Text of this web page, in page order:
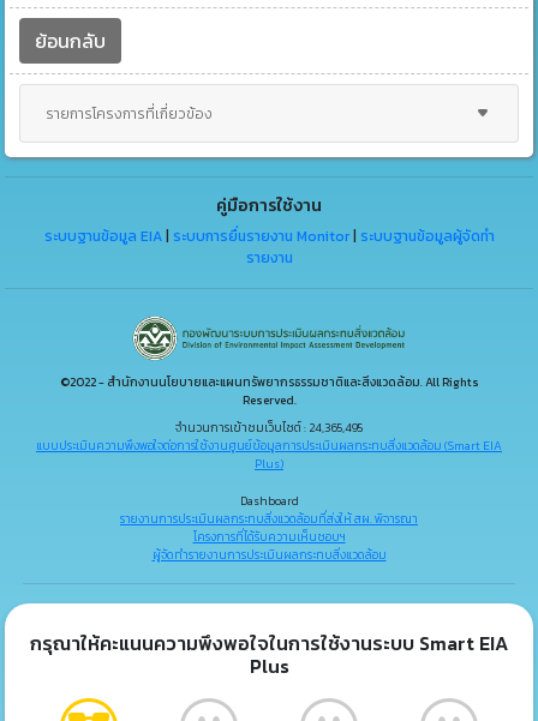
ย้อนกลับ
รายการโครงการที่เกี่ยวข้อง
คู่มือการใช้งาน
ระบบฐานข้อมูล EIA| ระบบการยื่นรายงาน Monitor| ระบบฐานข้อมูลผู้จัดทำ
รายงาน
©2022 - สำนักงานนโยบายและแผนทรัพยากรธรรมชาติและสิ่งแวดล้อม. All Rights
Reserved.
จำนวนการเข้าชมเว็บไซต์ : 24,365,495
แบบประเมินความพึงพอใจต่อการใช้งานศูนย์ข้อมูลการประเมินผลกระทบสิ่งแวดล้อม (Smart EIA
Plus)
Dashboard
รายงานการประเมินผลกระทบสิ่งแวดล้อมที่ส่งให้ สผ. พิจารณา
โครงการที่ได้รับความเห็นชอบฯ
ผู้จัดทำรายงานการประเมินผลกระทบสิ่งแวดล้อม
กรุณาให้คะแนนความพึงพอใจในการใช้งานระบบ Smart EIA
Plus